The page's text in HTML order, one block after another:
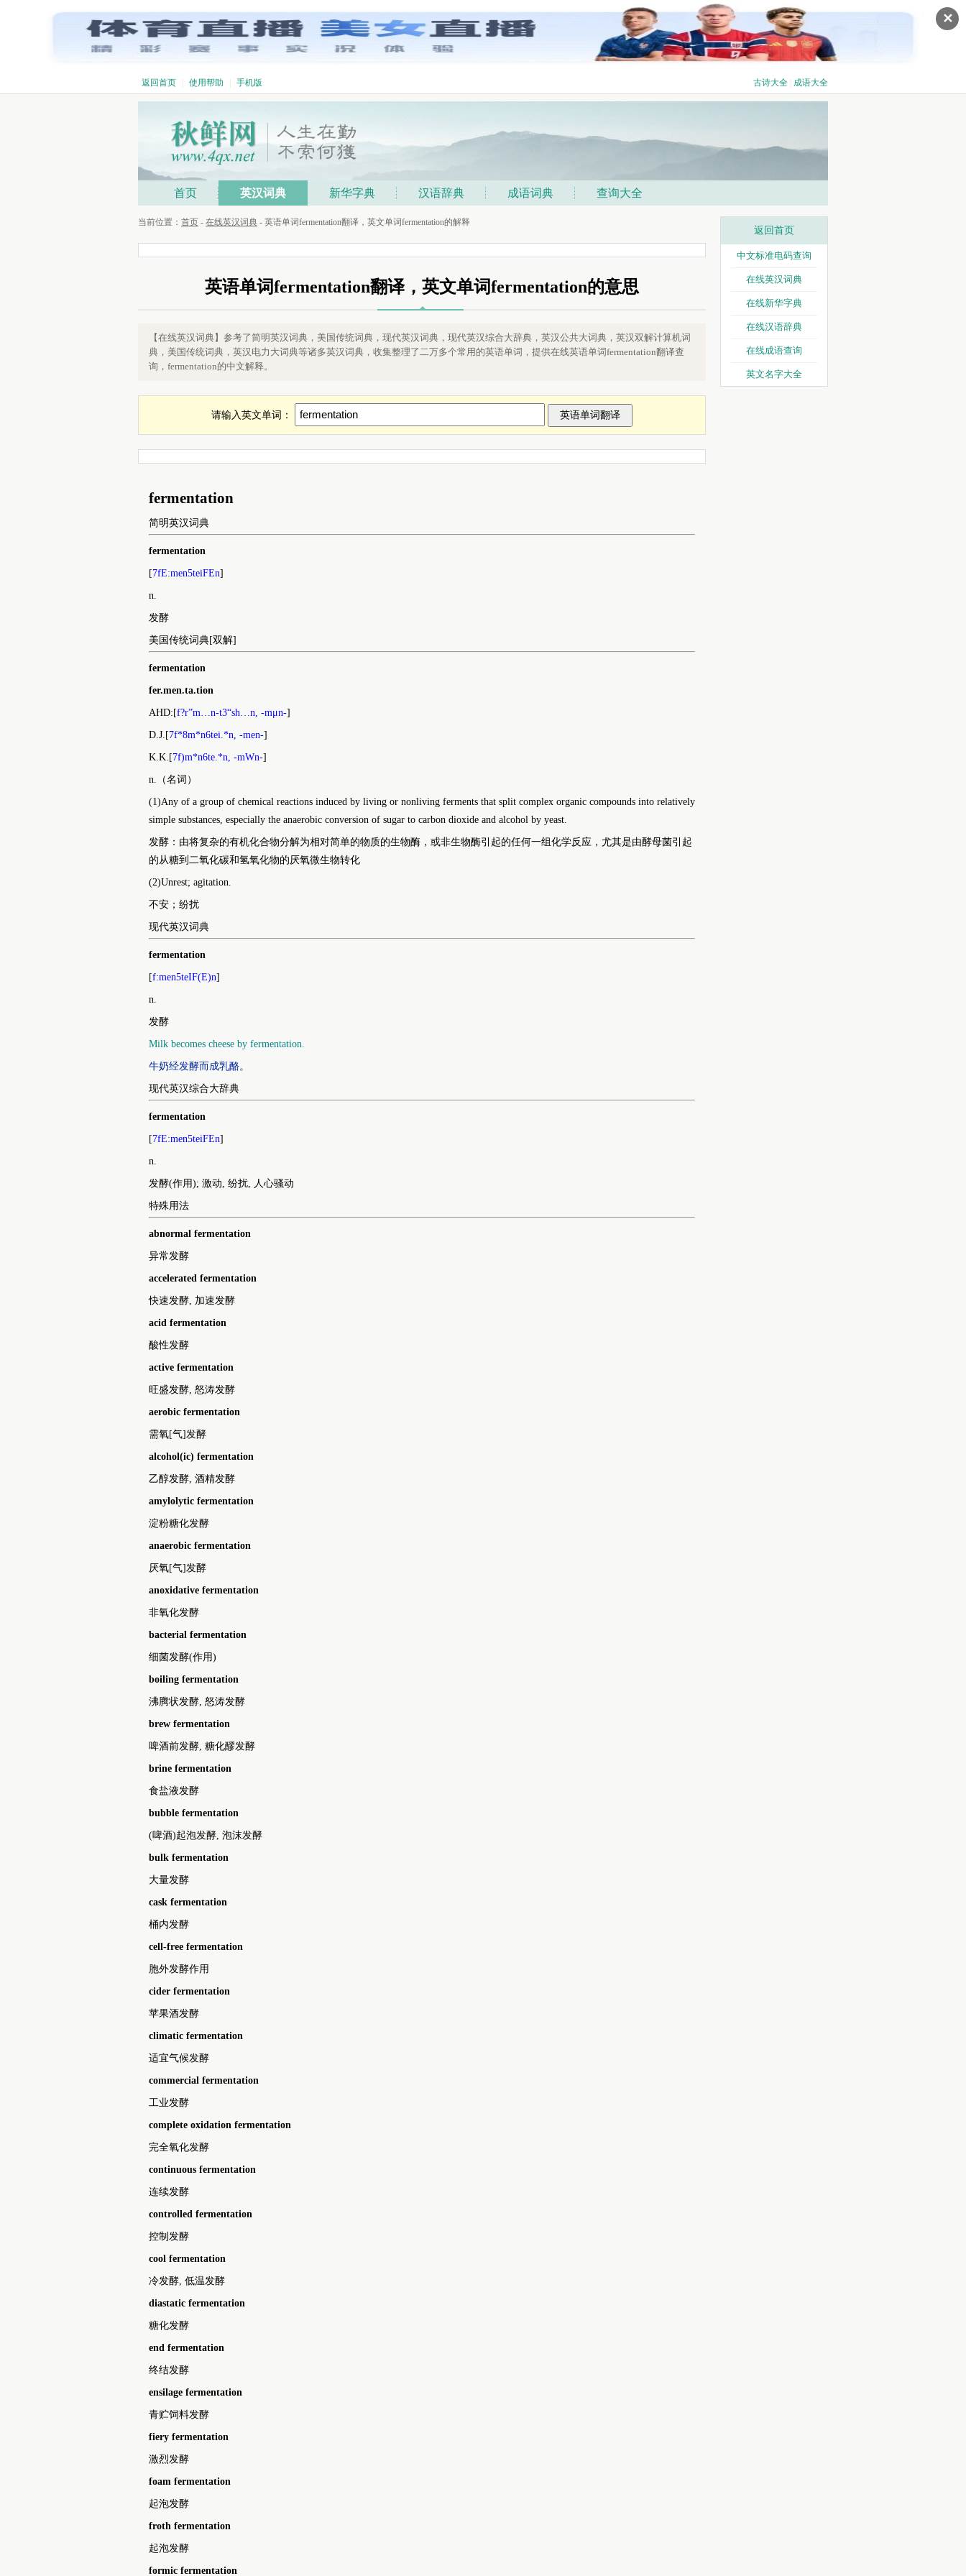
✕
返回首页 使用帮助 手机版 古诗大全 成语大全
fermentation在线翻译
首页 英汉词典 新华字典 汉语辞典 成语词典 查询大全
当前位置： 首页 - 在线英汉词典 - 英语单词fermentation翻译，英文单词fermentation的解释
英语单词fermentation翻译，英文单词fermentation的意思
【在线英汉词典】参考了简明英汉词典，美国传统词典，现代英汉词典，现代英汉综合大辞典，英汉公共大词典，英汉双解计算机词
典，美国传统词典，英汉电力大词典等诸多英汉词典，收集整理了二万多个常用的英语单词，提供在线英语单词fermentation翻译查
询，fermentation的中文解释。
请输入英文单词：
fermentation
简明英汉词典
fermentation
[7fE:men5teiFEn]
n.
发酵
美国传统词典[双解]
fermentation
fer.men.ta.tion
AHD:[f?r”m…n-t3“sh…n, -mμn-]
D.J.[7f*8m*n6tei.*n, -men-]
K.K.[7f)m*n6te.*n, -mWn-]
n.（名词）
(1)Any of a group of chemical reactions induced by living or nonliving ferments that split complex organic compounds into relatively
simple substances, especially the anaerobic conversion of sugar to carbon dioxide and alcohol by yeast.
发酵：由将复杂的有机化合物分解为相对简单的物质的生物酶，或非生物酶引起的任何一组化学反应，尤其是由酵母菌引起
的从糖到二氧化碳和氢氧化物的厌氧微生物转化
(2)Unrest; agitation.
不安；纷扰
现代英汉词典
fermentation
[f:men5teIF(E)n]
n.
发酵
Milk becomes cheese by fermentation.
牛奶经发酵而成乳酪。
现代英汉综合大辞典
fermentation
[7fE:men5teiFEn]
n.
发酵(作用); 激动, 纷扰, 人心骚动
特殊用法
abnormal fermentation
异常发酵
accelerated fermentation
快速发酵, 加速发酵
acid fermentation
酸性发酵
active fermentation
旺盛发酵, 怒涛发酵
aerobic fermentation
需氧[气]发酵
alcohol(ic) fermentation
乙醇发酵, 酒精发酵
amylolytic fermentation
淀粉糖化发酵
anaerobic fermentation
厌氧[气]发酵
anoxidative fermentation
非氧化发酵
bacterial fermentation
细菌发酵(作用)
boiling fermentation
沸腾状发酵, 怒涛发酵
brew fermentation
啤酒前发酵, 糖化醪发酵
brine fermentation
食盐液发酵
bubble fermentation
(啤酒)起泡发酵, 泡沫发酵
bulk fermentation
大量发酵
cask fermentation
桶内发酵
cell-free fermentation
胞外发酵作用
cider fermentation
苹果酒发酵
climatic fermentation
适宜气候发酵
commercial fermentation
工业发酵
complete oxidation fermentation
完全氧化发酵
continuous fermentation
连续发酵
controlled fermentation
控制发酵
cool fermentation
冷发酵, 低温发酵
diastatic fermentation
糖化发酵
end fermentation
终结发酵
ensilage fermentation
青贮饲料发酵
fiery fermentation
激烈发酵
foam fermentation
起泡发酵
froth fermentation
起泡发酵
formic fermentation
返回首页
中文标准电码查询
在线英汉词典
在线新华字典
在线汉语辞典
在线成语查询
英文名字大全